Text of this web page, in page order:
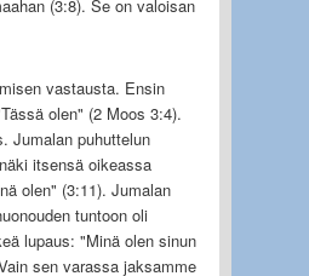
(3:8). Se on valoisan
vastausta. Ensin
olen" (2 Moos 3:4).
Jumalan puhuttelun
itsensä oikeassa
olen" (3:11). Jumalan
tuntoon oli
lupaus: "Minä olen sinun
sen varassa jaksamme